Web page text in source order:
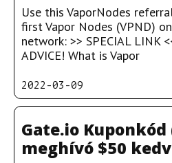
Use this VaporNodes
first Vapor Nodes (VPND)
network: >> SPECIAL LINK
ADVICE! What is Vapor
2022-03-09
Gate.io Kuponkód
meghívó $50